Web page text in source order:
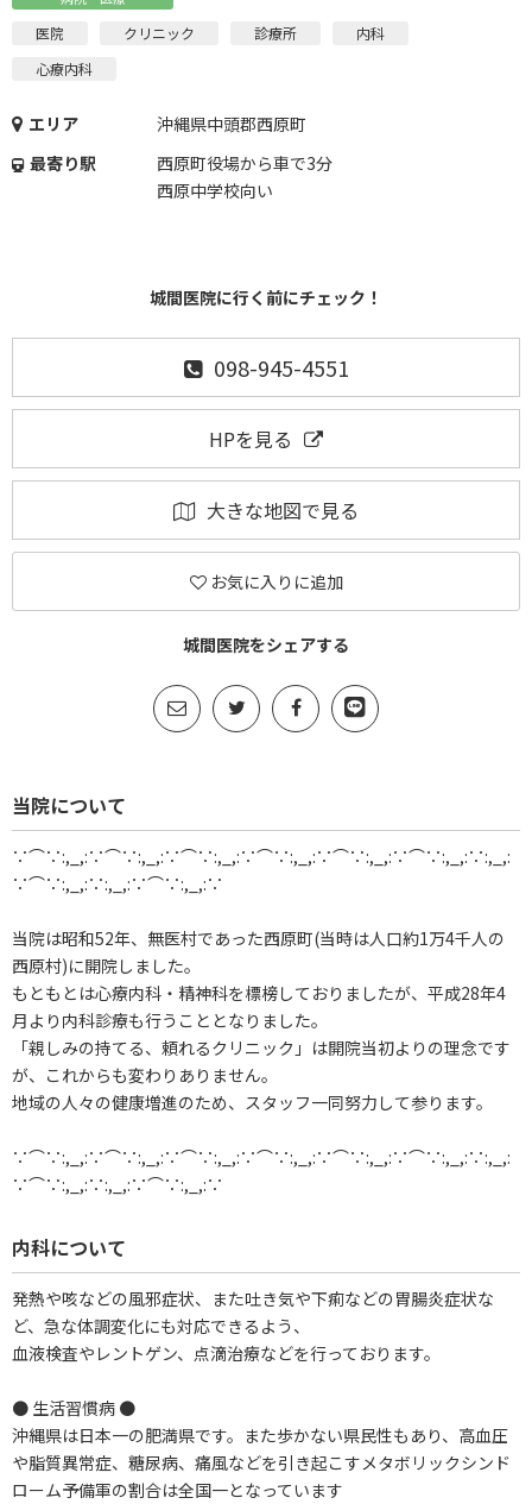
医院 クリニック 診療所
内科
心療内科
エリア
沖縄県中頭郡西原町
最寄り駅
西原町役場から車で3分
西原中学校向い
城間医院に行く前にチェック！
098-945-4551
HPを見る
大きな地図で見る
お気に入りに追加
城間医院をシェアする
当院について
∵⌒∵:,_,:∵⌒∵:,_,:∵⌒∵:,_,:∵⌒∵:,_,:∵⌒∵:,_,:∵⌒∵:,_,:∵:,_,:
∵⌒∵:,_,:∵:,_,:∵⌒∵:,_,:∵
当院は昭和52年、無医村であった西原町(当時は人口約1万4千人の
西原村)に開院しました。
もともとは心療内科・精神科を標榜しておりましたが、平成28年4
月より内科診療も行うこととなりました。
「親しみの持てる、頼れるクリニック」は開院当初よりの理念です
が、これからも変わりありません。
地域の人々の健康増進のため、スタッフ一同努力して参ります。
∵⌒∵:,_,:∵⌒∵:,_,:∵⌒∵:,_,:∵⌒∵:,_,:∵⌒∵:,_,:∵⌒∵:,_,:∵:,_,:
∵⌒∵:,_,:∵:,_,:∵⌒∵:,_,:∵
内科について
発熱や咳などの風邪症状、また吐き気や下痢などの胃腸炎症状な
ど、急な体調変化にも対応できるよう、
血液検査やレントゲン、点滴治療などを行っております。
● 生活習慣病 ●
沖縄県は日本一の肥満県です。また歩かない県民性もあり、高血圧
や脂質異常症、糖尿病、痛風などを引き起こすメタボリックシンド
ローム予備軍の割合は全国一となっています